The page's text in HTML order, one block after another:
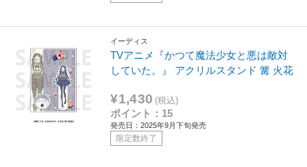
イーディス
TVアニメ『かつて魔法少女と悪は敵対
していた。』 アクリルスタンド 篝 火花
¥1,430 (税込)
ポイント：15
発売日：2025年9月下旬発売
限定数終了